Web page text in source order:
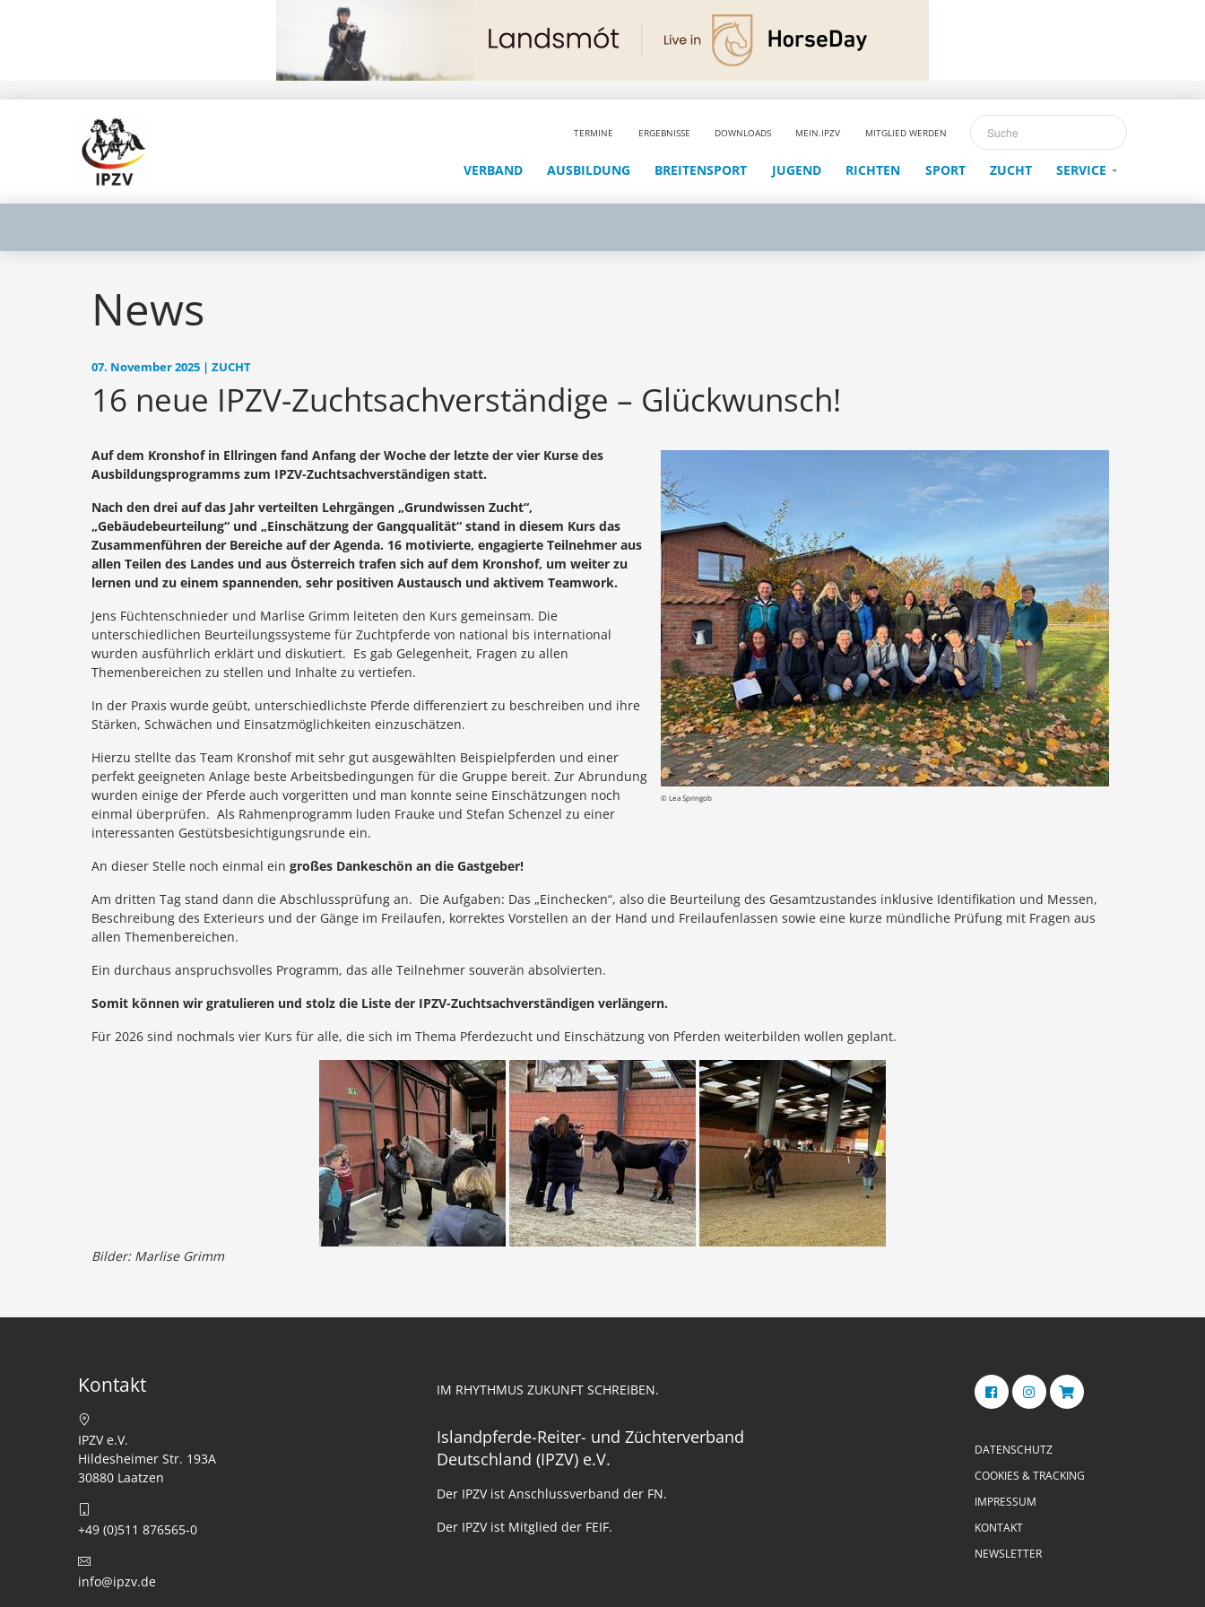
TERMINE ERGEBNISSE DOWNLOADS MEIN.IPZV MITGLIED WERDEN
VERBAND AUSBILDUNG BREITENSPORT JUGEND RICHTEN SPORT ZUCHT SERVICE
News
07. November 2025 | ZUCHT
16 neue IPZV-Zuchtsachverständige – Glückwunsch!
© Lea Springob
Auf dem Kronshof in Ellringen fand Anfang der Woche der letzte der vier Kurse des
Ausbildungsprogramms zum IPZV-Zuchtsachverständigen statt.
Nach den drei auf das Jahr verteilten Lehrgängen „Grundwissen Zucht“,
„Gebäudebeurteilung“ und „Einschätzung der Gangqualität“ stand in diesem Kurs das
Zusammenführen der Bereiche auf der Agenda. 16 motivierte, engagierte Teilnehmer aus
allen Teilen des Landes und aus Österreich trafen sich auf dem Kronshof, um weiter zu
lernen und zu einem spannenden, sehr positiven Austausch und aktivem Teamwork.
Jens Füchtenschnieder und Marlise Grimm leiteten den Kurs gemeinsam. Die
unterschiedlichen Beurteilungssysteme für Zuchtpferde von national bis international
wurden ausführlich erklärt und diskutiert. Es gab Gelegenheit, Fragen zu allen
Themenbereichen zu stellen und Inhalte zu vertiefen.
In der Praxis wurde geübt, unterschiedlichste Pferde differenziert zu beschreiben und ihre
Stärken, Schwächen und Einsatzmöglichkeiten einzuschätzen.
Hierzu stellte das Team Kronshof mit sehr gut ausgewählten Beispielpferden und einer
perfekt geeigneten Anlage beste Arbeitsbedingungen für die Gruppe bereit. Zur Abrundung
wurden einige der Pferde auch vorgeritten und man konnte seine Einschätzungen noch
einmal überprüfen. Als Rahmenprogramm luden Frauke und Stefan Schenzel zu einer
interessanten Gestütsbesichtigungsrunde ein.
An dieser Stelle noch einmal ein großes Dankeschön an die Gastgeber!
Am dritten Tag stand dann die Abschlussprüfung an. Die Aufgaben: Das „Einchecken“, also die Beurteilung des Gesamtzustandes inklusive Identifikation und Messen,
Beschreibung des Exterieurs und der Gänge im Freilaufen, korrektes Vorstellen an der Hand und Freilaufenlassen sowie eine kurze mündliche Prüfung mit Fragen aus
allen Themenbereichen.
Ein durchaus anspruchsvolles Programm, das alle Teilnehmer souverän absolvierten.
Somit können wir gratulieren und stolz die Liste der IPZV-Zuchtsachverständigen verlängern.
Für 2026 sind nochmals vier Kurs für alle, die sich im Thema Pferdezucht und Einschätzung von Pferden weiterbilden wollen geplant.
Bilder: Marlise Grimm
Kontakt
IPZV e.V.
Hildesheimer Str. 193A
30880 Laatzen
+49 (0)511 876565-0
info@ipzv.de
IM RHYTHMUS ZUKUNFT SCHREIBEN.
Islandpferde-Reiter- und Züchterverband
Deutschland (IPZV) e.V.
Der IPZV ist Anschlussverband der FN.
Der IPZV ist Mitglied der FEIF.
DATENSCHUTZ
COOKIES & TRACKING
IMPRESSUM
KONTAKT
NEWSLETTER